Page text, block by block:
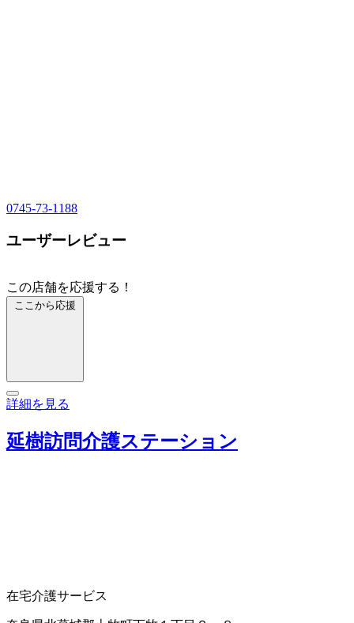
0745-73-1188
ユーザーレビュー
この店舗を応援する！
ここから応援
詳細を見る
延樹訪問介護ステーション
在宅介護サービス